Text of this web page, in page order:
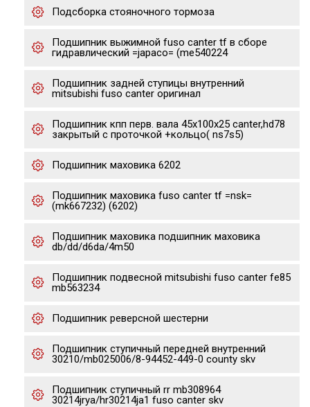
Подсборка стояночного тормоза
Подшипник выжимной fuso canter tf в сборе
гидравлический =japaco= (me540224
Подшипник задней ступицы внутренний
mitsubishi fuso canter оригинал
Подшипник кпп перв. вала 45x100x25 canter,hd78
закрытый с проточкой +кольцо( ns7s5)
Подшипник маховика 6202
Подшипник маховика fuso canter tf =nsk=
(mk667232) (6202)
Подшипник маховика подшипник маховика
db/dd/d6da/4m50
Подшипник подвесной mitsubishi fuso canter fe85
mb563234
Подшипник реверсной шестерни
Подшипник ступичный передней внутренний
30210/mb025006/8-94452-449-0 county skv
Подшипник ступичный rr mb308964
30214jrya/hr30214ja1 fuso canter skv